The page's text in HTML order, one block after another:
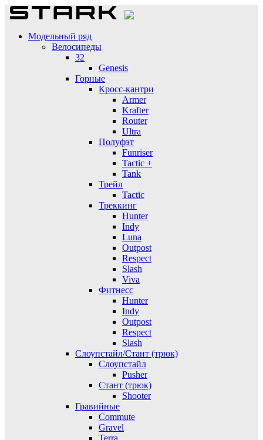
Модельный ряд
Велосипеды
32
Genesis
Горные
Кросс-кантри
Armer
Krafter
Router
Ultra
Полуфэт
Funriser
Tactic +
Tank
Трейл
Tactic
Треккинг
Hunter
Indy
Luna
Outpost
Respect
Slash
Viva
Фитнесс
Hunter
Indy
Outpost
Respect
Slash
Слоупстайл/Стант (трюк)
Слоупстайл
Pusher
Стант (трюк)
Shooter
Гравийные
Commute
Gravel
Terra